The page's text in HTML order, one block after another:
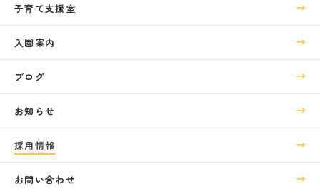
子育て支援室
入園案内
ブログ
お知らせ
採用情報
お問い合わせ